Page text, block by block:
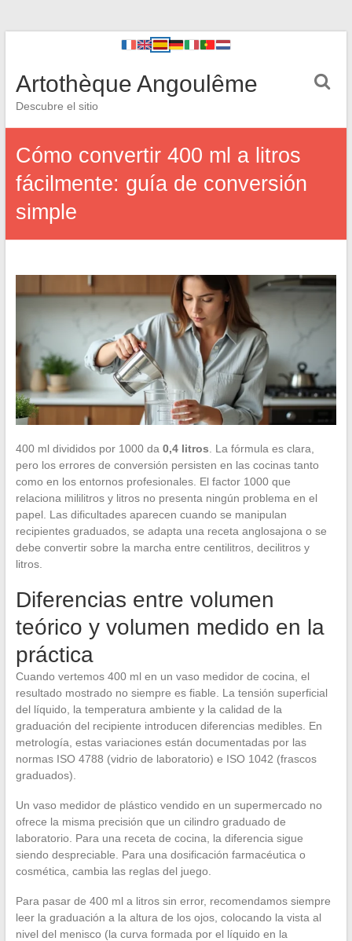
Artothèque Angoulême
Descubre el sitio
Cómo convertir 400 ml a litros
fácilmente: guía de conversión
simple
400 ml divididos por 1000 da 0,4 litros . La fórmula es clara,
pero los errores de conversión persisten en las cocinas tanto
como en los entornos profesionales. El factor 1000 que
relaciona mililitros y litros no presenta ningún problema en el
papel. Las dificultades aparecen cuando se manipulan
recipientes graduados, se adapta una receta anglosajona o se
debe convertir sobre la marcha entre centilitros, decilitros y
litros.
Diferencias entre volumen
teórico y volumen medido en la
práctica
Cuando vertemos 400 ml en un vaso medidor de cocina, el
resultado mostrado no siempre es fiable. La tensión superficial
del líquido, la temperatura ambiente y la calidad de la
graduación del recipiente introducen diferencias medibles. En
metrología, estas variaciones están documentadas por las
normas ISO 4788 (vidrio de laboratorio) e ISO 1042 (frascos
graduados).
Un vaso medidor de plástico vendido en un supermercado no
ofrece la misma precisión que un cilindro graduado de
laboratorio. Para una receta de cocina, la diferencia sigue
siendo despreciable. Para una dosificación farmacéutica o
cosmética, cambia las reglas del juego.
Para pasar de 400 ml a litros sin error, recomendamos siempre
leer la graduación a la altura de los ojos, colocando la vista al
nivel del menisco (la curva formada por el líquido en la